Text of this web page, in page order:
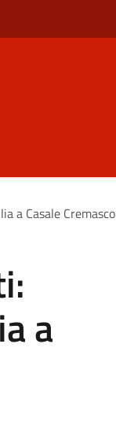
a Casale Cremasco
a